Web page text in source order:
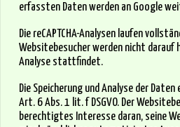
erfassten Daten werden an Google
Die reCAPTCHA-Analysen laufen
Websitebesucher werden nicht darauf
Analyse stattfindet.
Die Speicherung und Analyse der
Art. 6 Abs. 1 lit. f DSGVO. Der
berechtigtes Interesse daran, seine